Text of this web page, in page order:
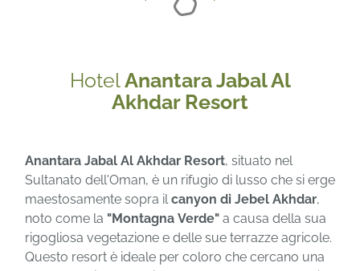
HotelAnantara Jabal Al
Akhdar Resort
Anantara Jabal Al Akhdar Resort, situato nel
Sultanato dell'Oman, è un rifugio di lusso che si erge
maestosamente sopra ilcanyon di Jebel Akhdar,
noto come la "Montagna Verde" a causa della sua
rigogliosa vegetazione e delle sue terrazze agricole.
Questo resort è ideale per coloro che cercano una